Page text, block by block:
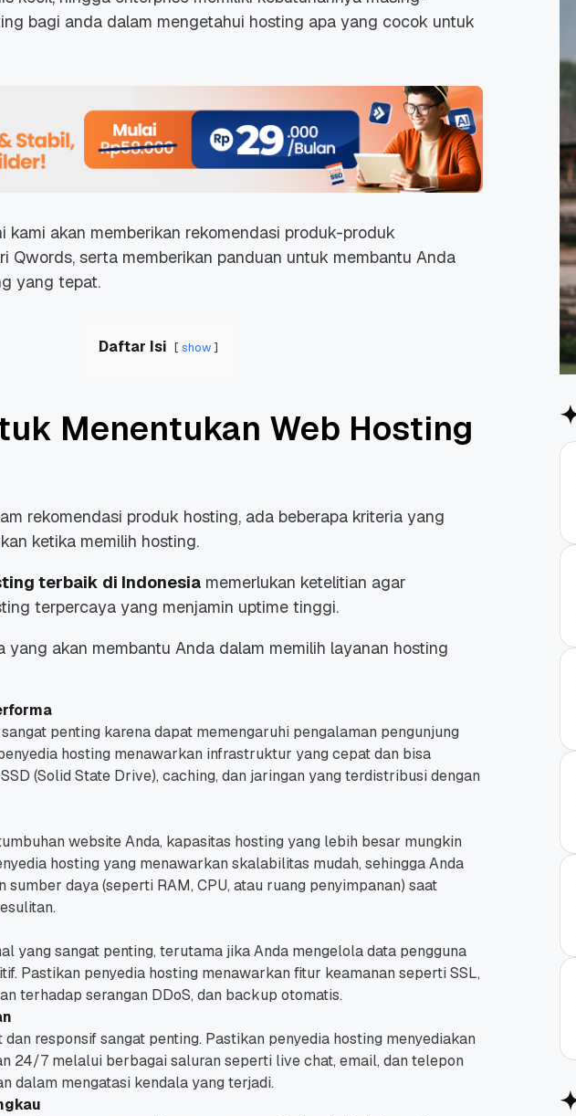
bagi anda dalam mengetahui hosting apa yang cocok untuk
kami akan memberikan rekomendasi produk-produk
Qwords, serta memberikan panduan untuk membantu Anda
yang tepat.
Daftar Isi show
Menentukan Web Hosting
rekomendasi produk hosting, ada beberapa kriteria yang
ketika memilih hosting.
terbaik di Indonesia memerlukan ketelitian agar
terpercaya yang menjamin uptime tinggi.
yang akan membantu Anda dalam memilih layanan hosting
penting karena dapat memengaruhi pengalaman pengunjung
hosting menawarkan infrastruktur yang cepat dan bisa
(Solid State Drive), caching, dan jaringan yang terdistribusi dengan
website Anda, kapasitas hosting yang lebih besar mungkin
hosting yang menawarkan skalabilitas mudah, sehingga Anda
sumber daya (seperti RAM, CPU, atau ruang penyimpanan) saat
yang sangat penting, terutama jika Anda mengelola data pengguna
Pastikan penyedia hosting menawarkan fitur keamanan seperti SSL,
terhadap serangan DDoS, dan backup otomatis.
responsif sangat penting. Pastikan penyedia hosting menyediakan
24/7 melalui berbagai saluran seperti live chat, email, dan telepon
dalam mengatasi kendala yang terjadi.